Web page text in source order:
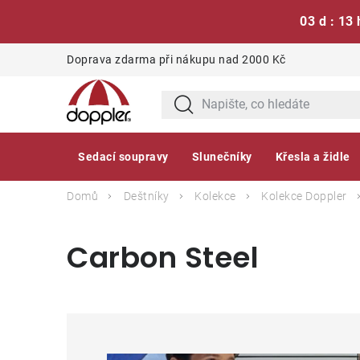
03 d : 13
Doprava zdarma při nákupu nad 2000 Kč
Sedací soupravy Slunečníky Křesla a židle
Domů Deštníky Kolekce Kolekce Doppler
Carbon Steel